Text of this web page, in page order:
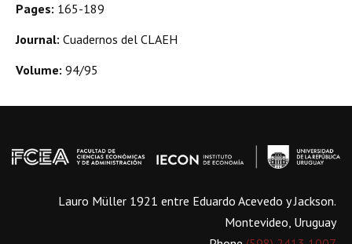
Pages: 165-189
Journal: Cuadernos del CLAEH
Volume: 94/95
Lauro Müller 1921 entre Eduardo Acevedo y Jackson.
Montevideo, Uruguay